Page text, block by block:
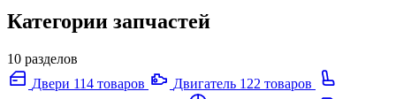
Категории запчастей
10 разделов
Двери 114 товаров Двигатель 122 товаров